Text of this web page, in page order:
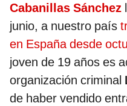
Cabanillas Sánchez
junio, a nuestro país
en España desde
joven de 19 años es
organización criminal
de haber vendido